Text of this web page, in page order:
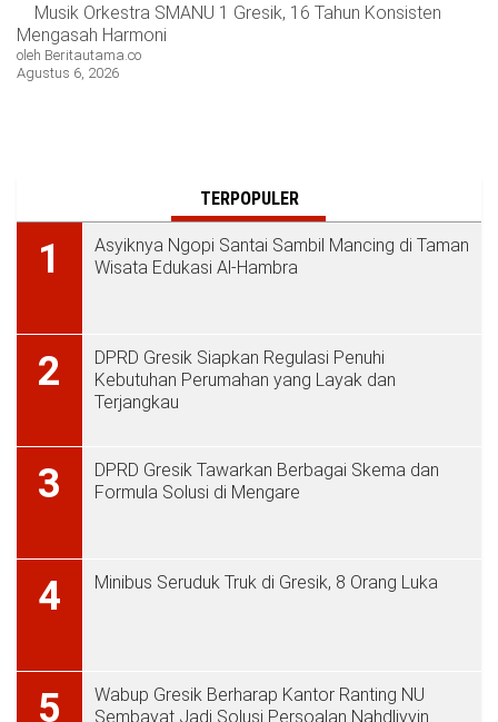
Musik Orkestra SMANU 1 Gresik, 16 Tahun Konsisten
Mengasah Harmoni
oleh Beritautama.co
Agustus 6, 2026
TERPOPULER
1
Asyiknya Ngopi Santai Sambil Mancing di Taman
Wisata Edukasi Al-Hambra
2
DPRD Gresik Siapkan Regulasi Penuhi
Kebutuhan Perumahan yang Layak dan
Terjangkau
3
DPRD Gresik Tawarkan Berbagai Skema dan
Formula Solusi di Mengare
4 Minibus Seruduk Truk di Gresik, 8 Orang Luka
5
Wabup Gresik Berharap Kantor Ranting NU
Sembayat Jadi Solusi Persoalan Nahdliyyin